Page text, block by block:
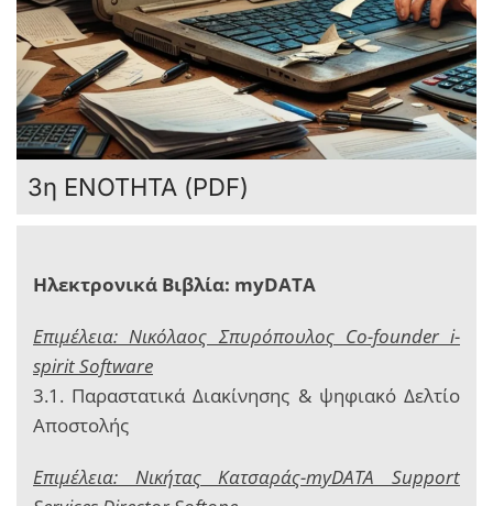
3η ΕΝΟΤΗΤΑ (PDF)
Ηλεκτρονικά Βιβλία: myDATA
Επιμέλεια: Νικόλαος Σπυρόπουλος Co-founder i-
spirit Software
3.1. Παραστατικά Διακίνησης & ψηφιακό Δελτίο
Αποστολής
Επιμέλεια: Νικήτας Κατσαράς-myDATA Support